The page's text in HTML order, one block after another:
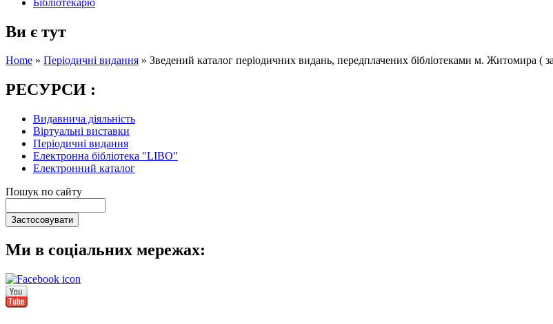
Ви є тут
Home » Періодичні видання » Зведений каталог періодичних видань, передплачених бібліотеками м. Житомира (
РЕСУРСИ :
Видавнича діяльність
Віртуальні виставки
Періодичні видання
Електронна бібліотека "LIBO"
Електронний каталог
Пошук по сайту
Ми в соціальних мережах: